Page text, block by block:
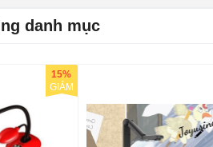
danh mục
15%
GIẢM